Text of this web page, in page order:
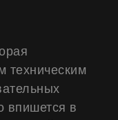
техническим
впишется в